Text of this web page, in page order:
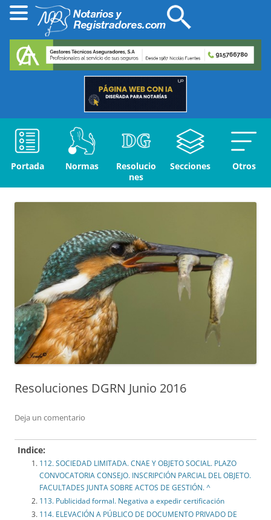
Portada Normas
Resolucio
nes
Secciones Otros
Resoluciones DGRN Junio 2016
Deja un comentario
Indice:
112. SOCIEDAD LIMITADA. CNAE Y OBJETO SOCIAL. PLAZO
CONVOCATORIA CONSEJO. INSCRIPCIÓN PARCIAL DEL OBJETO.
FACULTADES JUNTA SOBRE ACTOS DE GESTIÓN. ^
113. Publicidad formal. Negativa a expedir certificación
114. ELEVACIÓN A PÚBLICO DE DOCUMENTO PRIVADO DE